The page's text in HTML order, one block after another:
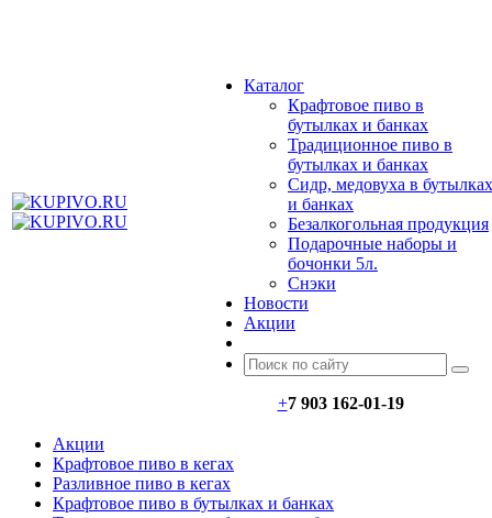
Каталог
Крафтовое пиво в
бутылках и банках
Традиционное пиво в
бутылках и банках
Сидр, медовуха в бутылках
и банках
Безалкогольная продукция
Подарочные наборы и
бочонки 5л.
Снэки
Новости
Акции
+7 903 162-01-19
Акции
Крафтовое пиво в кегах
Разливное пиво в кегах
Крафтовое пиво в бутылках и банках